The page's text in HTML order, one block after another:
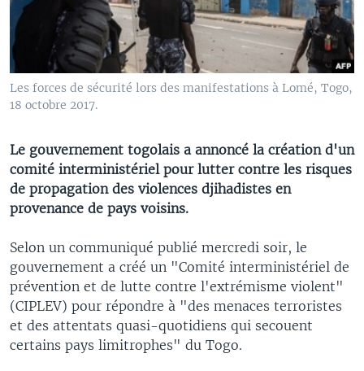
Les forces de sécurité lors des manifestations à Lomé, Togo,
18 octobre 2017.
Le gouvernement togolais a annoncé la création d'un
comité interministériel pour lutter contre les risques
de propagation des violences djihadistes en
provenance de pays voisins.
Selon un communiqué publié mercredi soir, le
gouvernement a créé un "Comité interministériel de
prévention et de lutte contre l'extrémisme violent"
(CIPLEV) pour répondre à "des menaces terroristes
et des attentats quasi-quotidiens qui secouent
certains pays limitrophes" du Togo.